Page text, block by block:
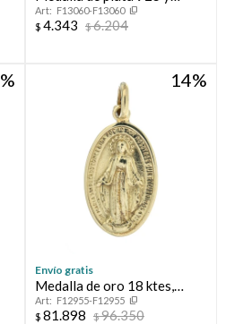
double en oro 18 ktes, SAN
BENITO.
F13060-F13060
$ 4.343 $6.204
14
Envío gratis
Medalla de oro 18 ktes,
MILAGROSA
F12955-F12955
$ 81.898 $96.350